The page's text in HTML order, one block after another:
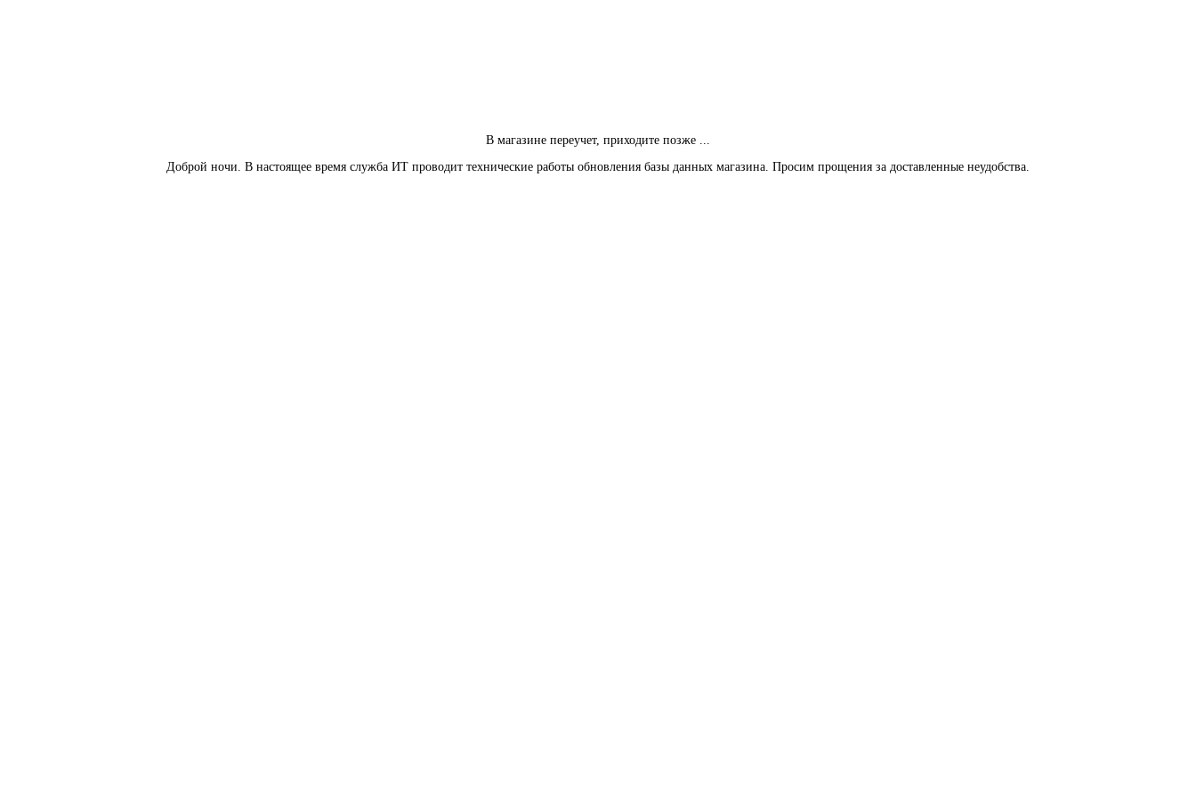
В магазине переучет, приходите позже ...
Доброй ночи. В настоящее время служба ИТ проводит технические работы обновления базы данных магазина. Просим прощения за доставленные неудобства.